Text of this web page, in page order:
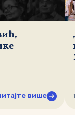
више